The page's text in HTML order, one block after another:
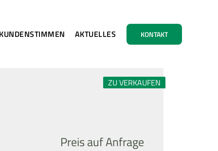
AKTUELLES KONTAKT
ZU VERKAUFEN
Preis auf Anfrage